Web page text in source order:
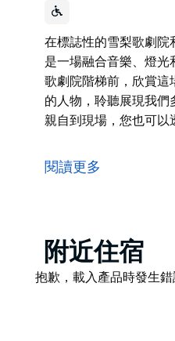
在標誌性的雪梨歌劇
是一場融合音樂、燈
歌劇院階梯前，欣賞
的人物，聆聽展現我
親自到現場，您也可以
這是一場融合音樂、燈
式以及澳洲獨特魅力的
如果您未能獲得免費門
請關注2027年活動的
閱讀更多
Product
List
附近住宿
Product
抱歉，載入產品時發生錯